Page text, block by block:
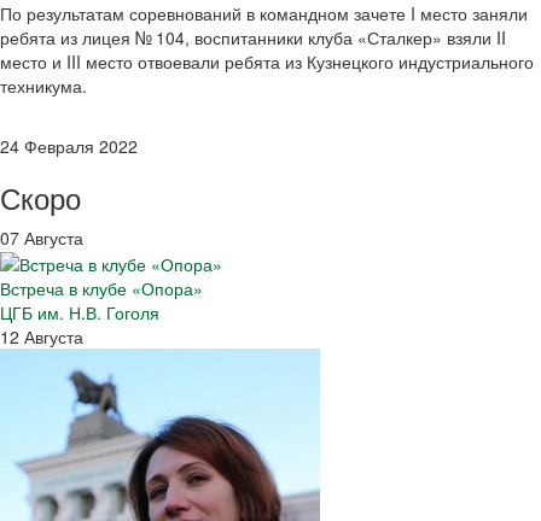
По результатам соревнований в командном зачете I место заняли
ребята из лицея № 104, воспитанники клуба «Сталкер» взяли II
место и III место отвоевали ребята из Кузнецкого индустриального
техникума.
24 Февраля 2022
Скоро
07 Августа
Встреча в клубе «Опора»
ЦГБ им. Н.В. Гоголя
12 Августа